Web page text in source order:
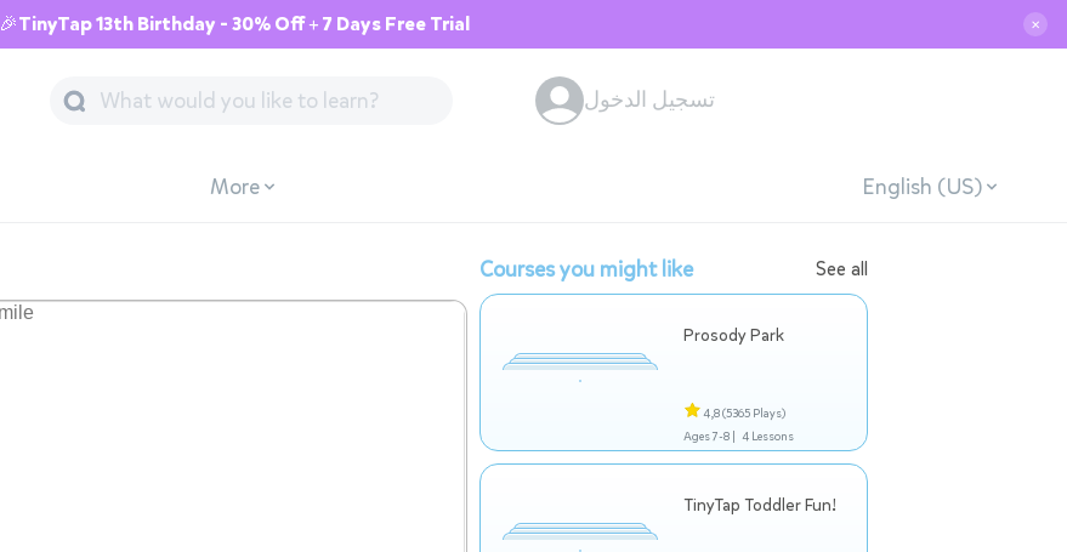
🎉TinyTap 13th Birthday - 30% Off + 7 Days Free Trial ✕
تسجيل الدخول
More English (US)
Courses you might like See all
Prosody Park
4,8(5365 Plays)
Ages 7-8 | 4 Lessons
TinyTap Toddler Fun!